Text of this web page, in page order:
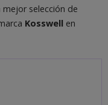
selección de
Kosswell en